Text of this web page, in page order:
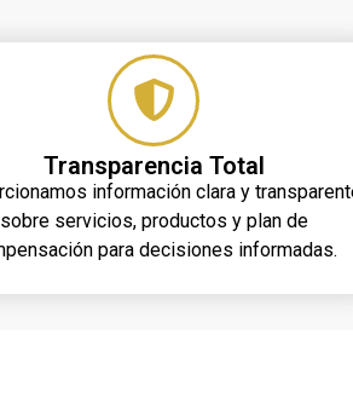
Transparencia Total
información clara y
sobre servicios, productos y plan de
para decisiones informadas.